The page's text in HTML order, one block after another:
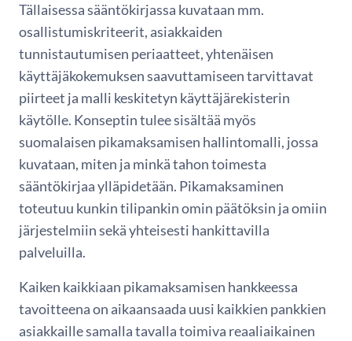
Tällaisessa sääntökirjassa kuvataan mm.
osallistumiskriteerit, asiakkaiden
tunnistautumisen periaatteet, yhtenäisen
käyttäjäkokemuksen saavuttamiseen tarvittavat
piirteet ja malli keskitetyn käyttäjärekisterin
käytölle. Konseptin tulee sisältää myös
suomalaisen pikamaksamisen hallintomalli, jossa
kuvataan, miten ja minkä tahon toimesta
sääntökirjaa ylläpidetään. Pikamaksaminen
toteutuu kunkin tilipankin omin päätöksin ja omiin
järjestelmiin sekä yhteisesti hankittavilla
palveluilla.
Kaiken kaikkiaan pikamaksamisen hankkeessa
tavoitteena on aikaansaada uusi kaikkien pankkien
asiakkaille samalla tavalla toimiva reaaliaikainen